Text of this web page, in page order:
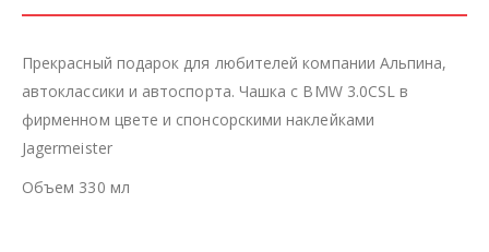
Прекрасный подарок для любителей компании Альпина,
автоклассики и автоспорта. Чашка с BMW 3.0CSL в
фирменном цвете и спонсорскими наклейками
Jagermeister
Объем 330 мл